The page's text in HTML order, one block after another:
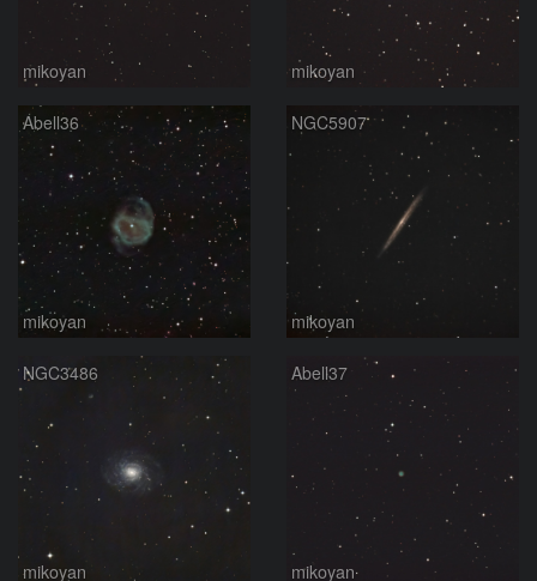
mikoyan mikoyan
Abell36
mikoyan
NGC5907
mikoyan
NGC3486
mikoyan
Abell37
mikoyan